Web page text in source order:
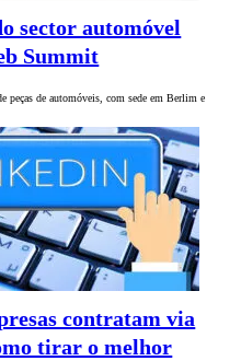
sector automóvel
Summit
peças de automóveis, com sede em Berlim e
contratam via
tirar o melhor